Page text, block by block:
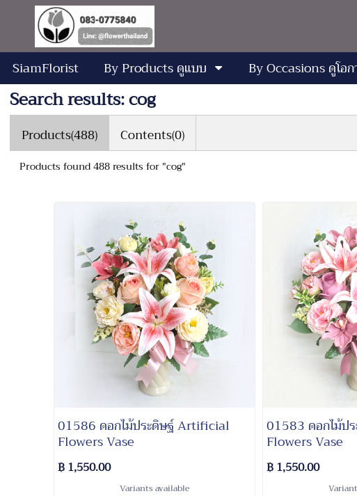
SiamFlorist By Products ดูแบบ By Occasions ดูโอ
Search results: cog
Products(488) Contents(0)
Products found 488 results for "cog"
01586 ดอกไม้ประดิษฐ์ Artificial
Flowers Vase
฿ 1,550.00
Variants available
01583 ดอกไม้ป
Flowers Vase
฿ 1,550.00